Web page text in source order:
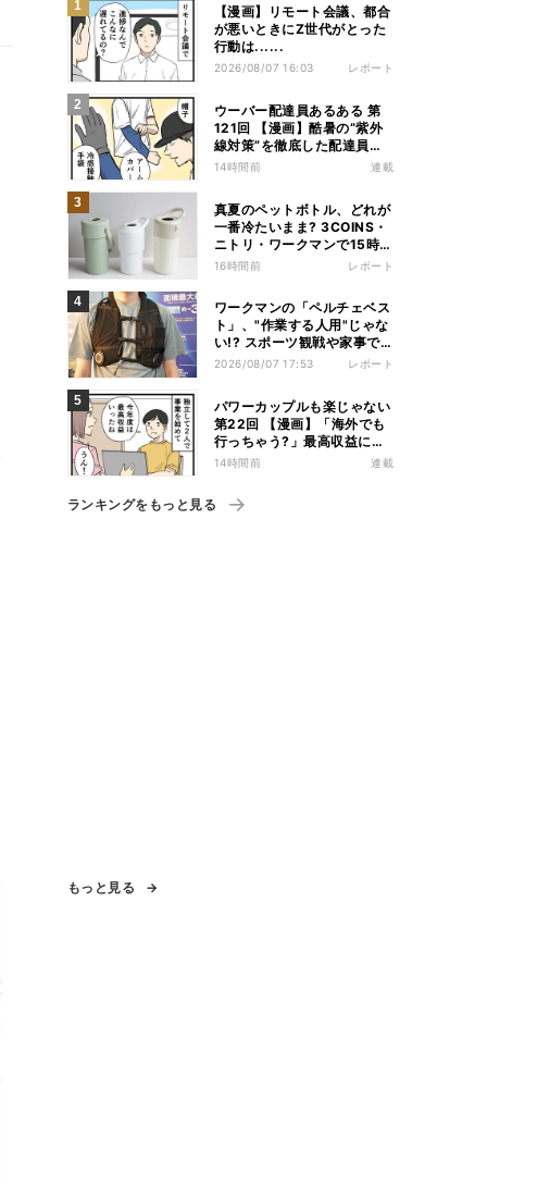
【漫画】リモート会議、都合
が悪いときにZ世代がとった
行動は......
2026/08/07 16:03 レポート
ウーバー配達員あるある 第
121回 【漫画】酷暑の“紫外
線対策”を徹底した配達員
が、数カ月後に絶句した理由
14時間前 連載
真夏のペットボトル、どれが
一番冷たいまま? 3COINS・
ニトリ・ワークマンで15時間
検証してみた
16時間前 レポート
ワークマンの「ペルチェベス
ト」、"作業する人用"じゃな
い!? スポーツ観戦や家事で
の熱中症&冷え対策に――話
2026/08/07 17:53 レポート
パワーカップルも楽じゃない
第22回 【漫画】「海外でも
行っちゃう?」最高収益に喜
ぶ夫婦、直後に届いた“通知
14時間前 連載
ランキングをもっと見る
もっと見る